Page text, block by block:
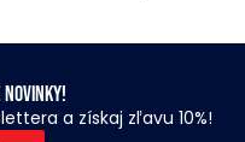
novinky!
a získaj zľavu 10%!